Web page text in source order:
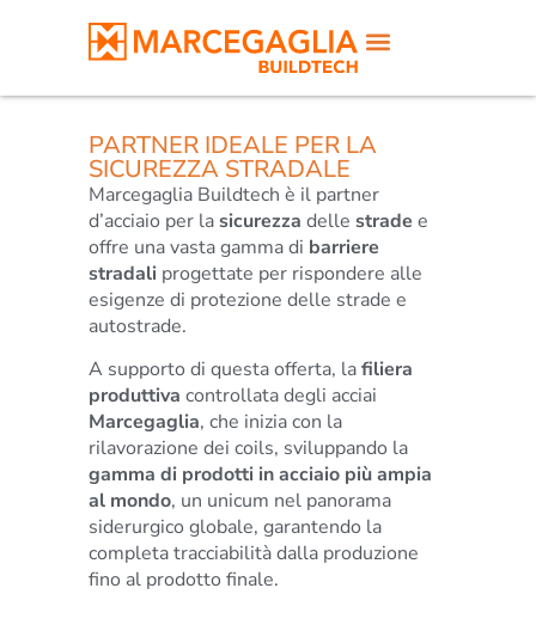
PARTNER IDEALE PER LA
SICUREZZA STRADALE
Marcegaglia Buildtech è il partner
d’acciaio per lasicurezza delle strade e
offre una vasta gamma di barriere
stradali progettate per rispondere alle
esigenze di protezione delle strade e
autostrade.
A supporto di questa offerta, lafiliera
produttiva controllata degli acciai
Marcegaglia, che inizia con la
rilavorazione dei coils, sviluppando la
gamma di prodotti in acciaio più ampia
al mondo, un unicum nel panorama
siderurgico globale, garantendo la
completa tracciabilità dalla produzione
fino al prodotto finale.